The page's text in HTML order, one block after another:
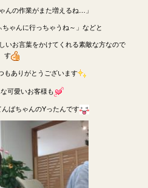
んの作業がまた増えるね…」
ちゃんに行っちゃうね～」などと
いお言葉をかけてくれる素敵な方なので
す
もありがとうございます
可愛いお客様も
ばちゃんのYったんです